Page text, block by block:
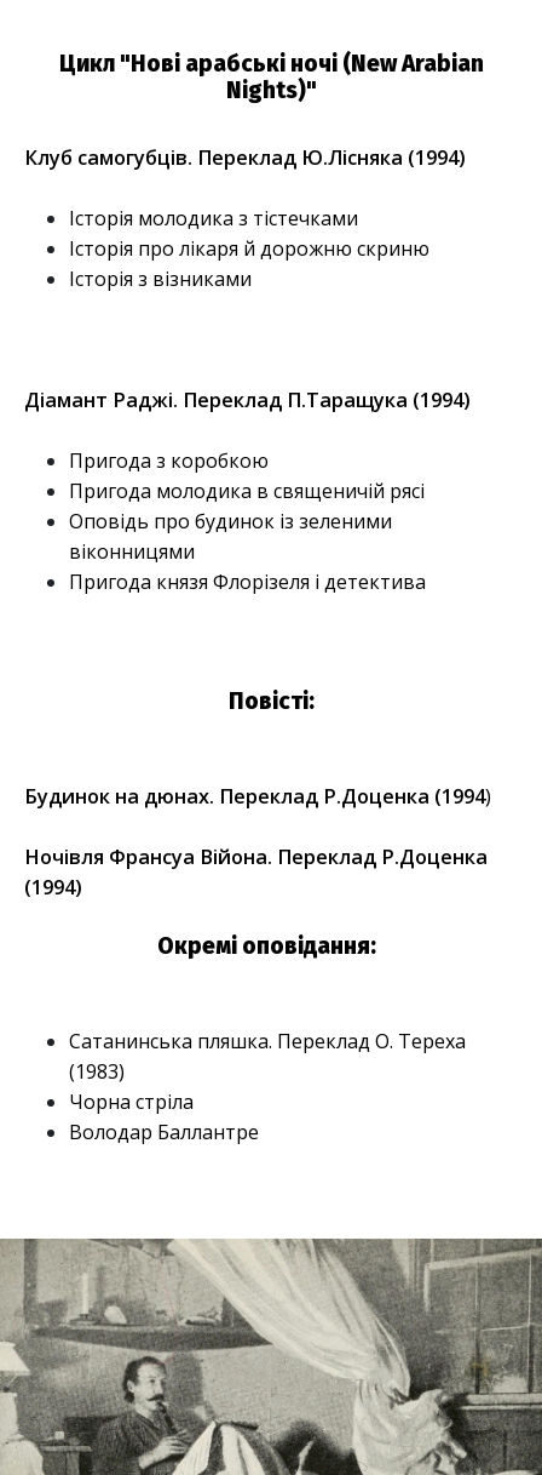
Цикл "Нові арабські ночі (New Arabian
Nights)"
Клуб самогубців. Переклад Ю.Лісняка (1994)
Історія молодика з тістечками
Історія про лікаря й дорожню скриню
Історія з візниками
Діамант Раджі. Переклад П.Таращука (1994)
Пригода з коробкою
Пригода молодика в священичій рясі
Оповідь про будинок із зеленими
віконницями
Пригода князя Флорізеля і детектива
Повісті:
Будинок на дюнах. Переклад Р.Доценка (1994)
Ночівля Франсуа Війона. Переклад Р.Доценка
(1994)
Окремі оповідання:
Сатанинська пляшка. Переклад О. Тереха
(1983)
Чорна стріла
Володар Баллантре